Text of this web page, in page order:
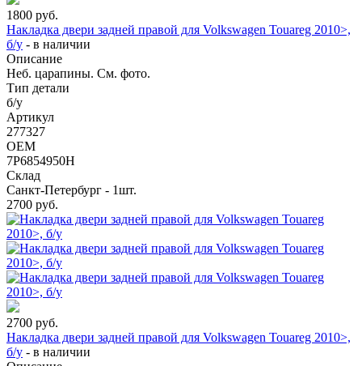
1800 руб.
Накладка двери задней правой для Volkswagen Touareg 2010>,
б/у - в наличии
Описание
Неб. царапины. См. фото.
Тип детали
б/у
Артикул
277327
OEM
7P6854950H
Склад
Санкт-Петербург - 1шт.
2700 руб.
2700 руб.
Накладка двери задней правой для Volkswagen Touareg 2010>,
б/у - в наличии